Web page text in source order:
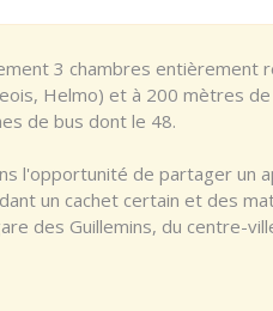
3 chambres entièrement
Helmo) et à 200 mètres
de bus dont le 48.
l'opportunité de partager un
un cachet certain et des
des Guillemins, du centre-